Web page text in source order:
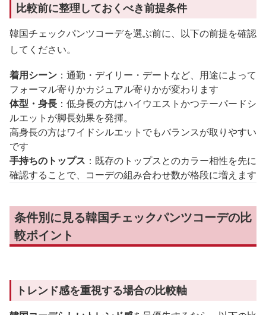
比較前に整理しておくべき前提条件
韓国チェックパンツコーデを選ぶ前に、以下の前提を確認
してください。
着用シーン ：通勤・デイリー・デートなど、用途によって
フォーマル寄りかカジュアル寄りかが変わります
体型・身長 ：低身長の方はハイウエストかつテーパードシ
ルエットが脚長効果を発揮。
高身長の方はワイドシルエットでもバランスが取りやすい
です
手持ちのトップス ：既存のトップスとのカラー相性を先に
確認することで、コーデの組み合わせ数が格段に増えます
条件別に見る韓国チェックパンツコーデの比
較ポイント
トレンド感を重視する場合の比較軸